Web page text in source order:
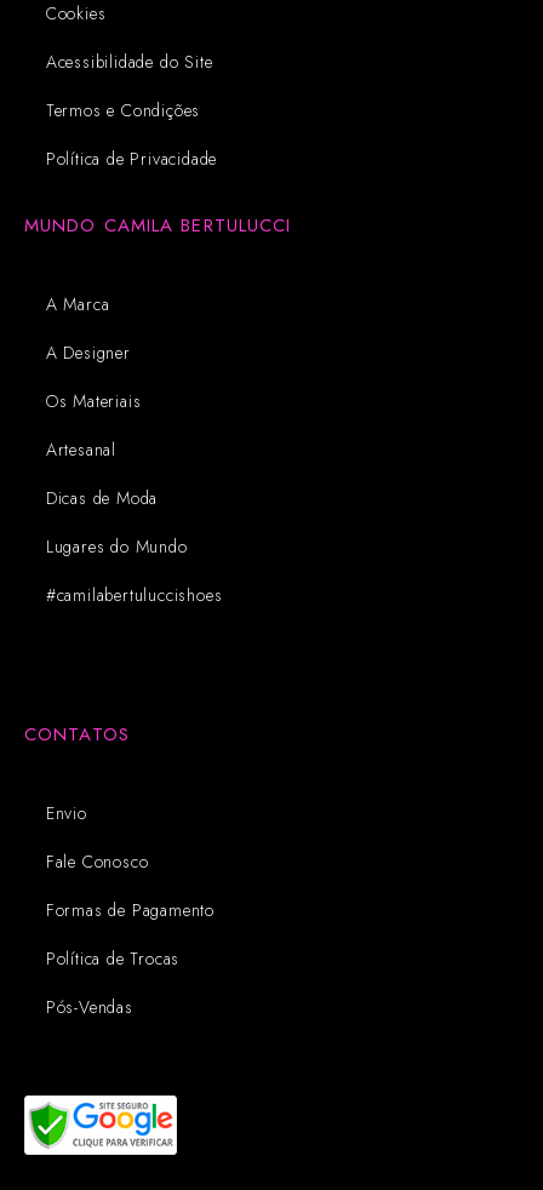
Cookies
Acessibilidade do Site
Termos e Condições
Política de Privacidade
MUNDO CAMILA BERTULUCCI
A Marca
A Designer
Os Materiais
Artesanal
Dicas de Moda
Lugares do Mundo
#camilabertuluccishoes
CONTATOS
Envio
Fale Conosco
Formas de Pagamento
Política de Trocas
Pós-Vendas